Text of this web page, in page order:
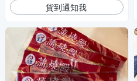
貨到通知我